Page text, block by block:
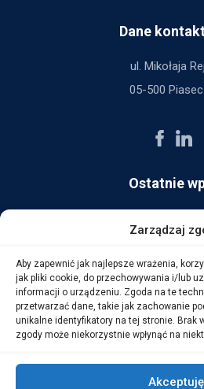
Zarządzaj
Aby zapewnić jak najlepsze wrażenia,
jak pliki cookie, do przechowywania i/lub
informacji o urządzeniu. Zgoda na te
przetwarzać dane, takie jak zachowanie
unikalne identyfikatory na tej stronie. Brak
zgody może niekorzystnie wpłynąć na
Akceptuję
Dane
ul. Mikołaja
05-500
Ostatnie
Micro
14
WarehouseLAB: LOGISTYKA
Optymalizacja